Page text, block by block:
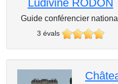
Ludivine RODON
Guide conférencier national
3 évals